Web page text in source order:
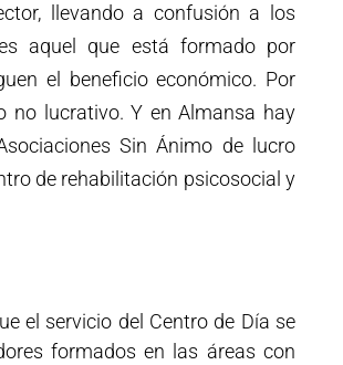
llevando a confusión a los
aquel que está formado por
el beneficio económico. Por
no lucrativo. Y en Almansa hay
Sin Ánimo de lucro
de rehabilitación psicosocial y
el servicio del Centro de Día se
formados en las áreas con